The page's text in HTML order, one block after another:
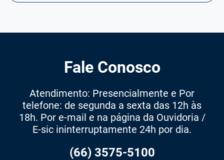
Fale Conosco
Atendimento: Presencialmente e Por
telefone: de segunda a sexta das 12h às
18h. Por e-mail e na página da Ouvidoria /
E-sic ininterruptamente 24h por dia.
(66) 3575-5100